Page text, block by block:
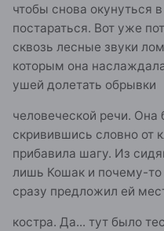
чтобы снова окунуться
постараться. Вот уже
сквозь лесные звуки
которым она
ушей долетать обрывки
человеческой речи. Она
скривившись словно от
прибавила шагу. Из
лишь Кошак и почему-то
сразу предложил ей
костра. Да... тут было